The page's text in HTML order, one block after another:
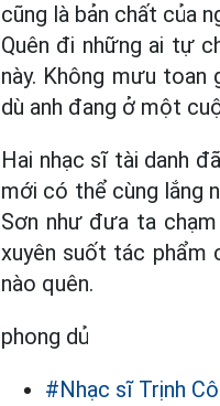
cũng là bản chất của
Quên đi những ai tự
này. Không mưu toan
dù anh đang ở một
Hai nhạc sĩ tài danh
mới có thể cùng lắng
Sơn như đưa ta
xuyên suốt tác phẩm
nào quên.
phong dủ
#Nhạc sĩ Trịnh